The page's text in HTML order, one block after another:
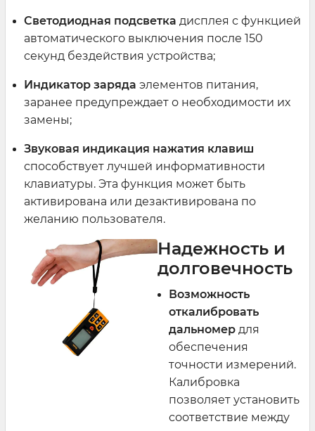
Светодиодная подсветка дисплея с функцией
автоматического выключения после 150
секунд бездействия устройства;
Индикатор заряда элементов питания,
заранее предупреждает о необходимости их
замены;
Звуковая индикация нажатия клавиш
способствует лучшей информативности
клавиатуры. Эта функция может быть
активирована или дезактивирована по
желанию пользователя.
Надежность и
долговечность
Возможность
откалибровать
дальномер для
обеспечения
точности измерений.
Калибровка
позволяет установить
соответствие между